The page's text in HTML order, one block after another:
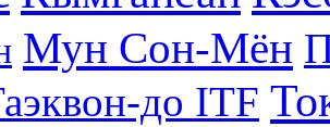
Мун Сон-Мён
до ITF